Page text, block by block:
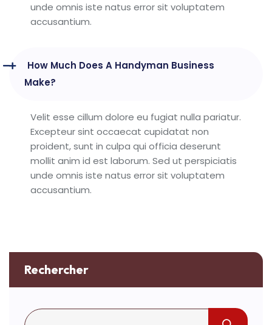
unde omnis iste natus error sit voluptatem
accusantium.
How Much Does A Handyman Business
Make?
Velit esse cillum dolore eu fugiat nulla pariatur.
Excepteur sint occaecat cupidatat non
proident, sunt in culpa qui officia deserunt
mollit anim id est laborum. Sed ut perspiciatis
unde omnis iste natus error sit voluptatem
accusantium.
Rechercher